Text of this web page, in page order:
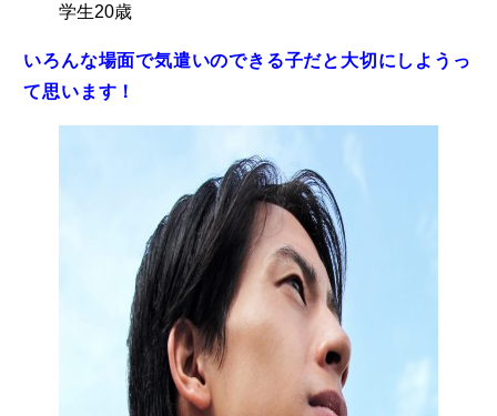
学生20歳
いろんな場面で気遣いのできる子だと大切にしようっ
て思います！